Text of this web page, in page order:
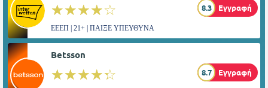
☆☆☆☆☆
★★★★★ 8.3 Εγγραφή
ΕΕΕΠ | 21+ | ΠΑΙΞΕ ΥΠΕΥΘΥΝΑ
Betsson
☆☆☆☆☆
★★★★★ 8.7 Εγγραφή